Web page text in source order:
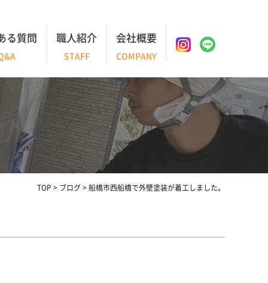
る質問 職人紹介
STAFF
会社概要
COMPANY
TOP > ブログ > 船橋市西船橋で外壁塗装が着工しました。